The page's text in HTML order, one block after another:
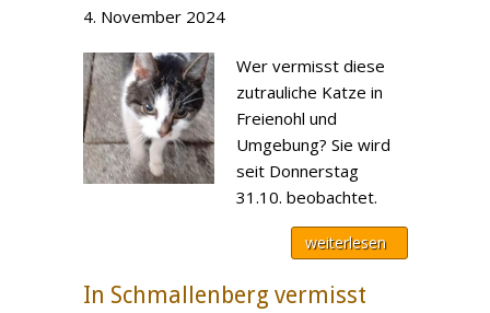
4. November 2024
Wer vermisst diese
zutrauliche Katze in
Freienohl und
Umgebung? Sie wird
seit Donnerstag
31.10. beobachtet.
weiterlesen
In Schmallenberg vermisst